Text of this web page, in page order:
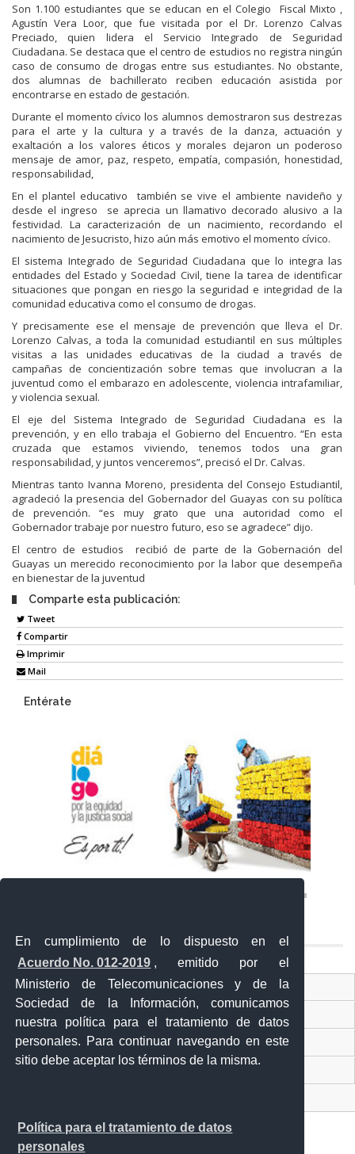
En cumplimiento de lo dispuesto en el
Acuerdo No. 012-2019 , emitido por el
Ministerio de Telecomunicaciones y de la
Sociedad de la Información, comunicamos
nuestra política para el tratamiento de datos
personales. Para continuar navegando en este
sitio debe aceptar los términos de la misma.
Política para el tratamiento de datos
personales
Son 1.100 estudiantes que se educan en el Colegio Fiscal Mixto ,
Agustín Vera Loor, que fue visitada por el Dr. Lorenzo Calvas
Preciado, quien lidera el Servicio Integrado de Seguridad
Ciudadana. Se destaca que el centro de estudios no registra ningún
caso de consumo de drogas entre sus estudiantes. No obstante,
dos alumnas de bachillerato reciben educación asistida por
encontrarse en estado de gestación.
Durante el momento cívico los alumnos demostraron sus destrezas
para el arte y la cultura y a través de la danza, actuación y
exaltación a los valores éticos y morales dejaron un poderoso
mensaje de amor, paz, respeto, empatía, compasión, honestidad,
responsabilidad,
En el plantel educativo también se vive el ambiente navideño y
desde el ingreso se aprecia un llamativo decorado alusivo a la
festividad. La caracterización de un nacimiento, recordando el
nacimiento de Jesucristo, hizo aún más emotivo el momento cívico.
El sistema Integrado de Seguridad Ciudadana que lo integra las
entidades del Estado y Sociedad Civil, tiene la tarea de identificar
situaciones que pongan en riesgo la seguridad e integridad de la
comunidad educativa como el consumo de drogas.
Y precisamente ese el mensaje de prevención que lleva el Dr.
Lorenzo Calvas, a toda la comunidad estudiantil en sus múltiples
visitas a las unidades educativas de la ciudad a través de
campañas de concientización sobre temas que involucran a la
juventud como el embarazo en adolescente, violencia intrafamiliar,
y violencia sexual.
El eje del Sistema Integrado de Seguridad Ciudadana es la
prevención, y en ello trabaja el Gobierno del Encuentro. “En esta
cruzada que estamos viviendo, tenemos todos una gran
responsabilidad, y juntos venceremos”, precisó el Dr. Calvas.
Mientras tanto Ivanna Moreno, presidenta del Consejo Estudiantil,
agradeció la presencia del Gobernador del Guayas con su política
de prevención. “es muy grato que una autoridad como el
Gobernador trabaje por nuestro futuro, eso se agradece” dijo.
El centro de estudios recibió de parte de la Gobernación del
Guayas un merecido reconocimiento por la labor que desempeña
en bienestar de la juventud
Comparte esta publicación:
Tweet
Compartir
Imprimir
Mail
Entérate
Ventanilla Única Virtual
Ventanilla Única de Comercio Exterior
Gobierno Abierto